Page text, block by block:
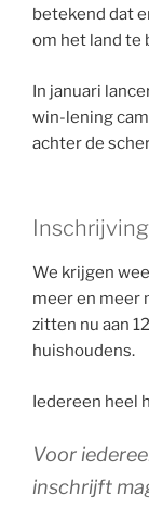
betekend dat
om het land te
In januari
win-lening
achter de
We krijgen
meer en meer
zitten nu aan
huishoudens.
Iedereen heel
Voor
inschrijft